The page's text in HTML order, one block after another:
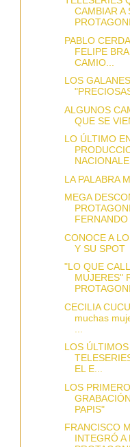
CAMBIAR A
PABLO
FELIPE
CAMIO...
LOS
ALGUNOS
QUE SE
LO ÚLTIMO
LA PALABRA
MEGA
FERNANDO
CONOCE A
Y SU SPOT
"LO QUE
MUJERES"
CECILIA
muchas
LOS
EL E...
LOS
PAPIS"
FRANCISCO
INTEGRÓ A